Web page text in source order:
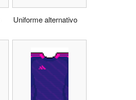
Uniforme alternativo